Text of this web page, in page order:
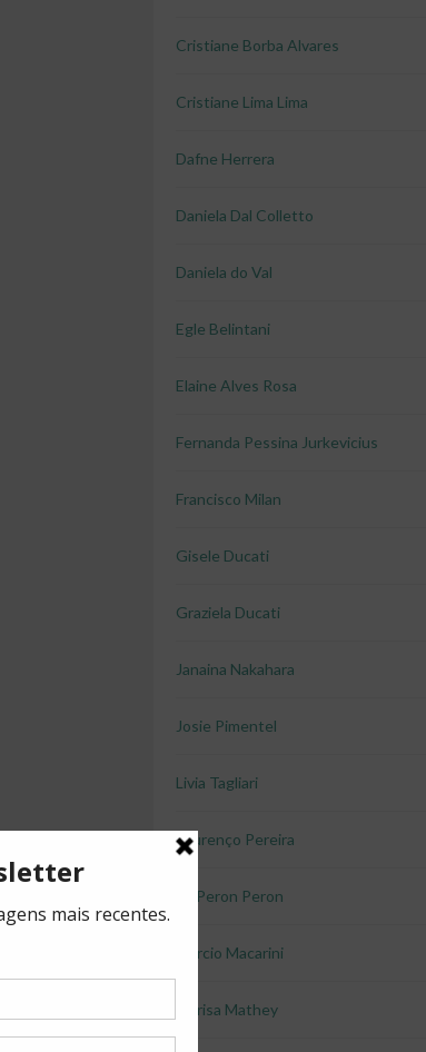
Cristiane Borba Alvares
Cristiane Lima Lima
Dafne Herrera
Daniela Dal Colletto
Daniela do Val
Egle Belintani
Elaine Alves Rosa
Fernanda Pessina Jurkevicius
Francisco Milan
Gisele Ducati
Graziela Ducati
Janaina Nakahara
Josie Pimentel
Livia Tagliari
Lourenço Pereira
Lu Peron Peron
Marcio Macarini
Marisa Mathey